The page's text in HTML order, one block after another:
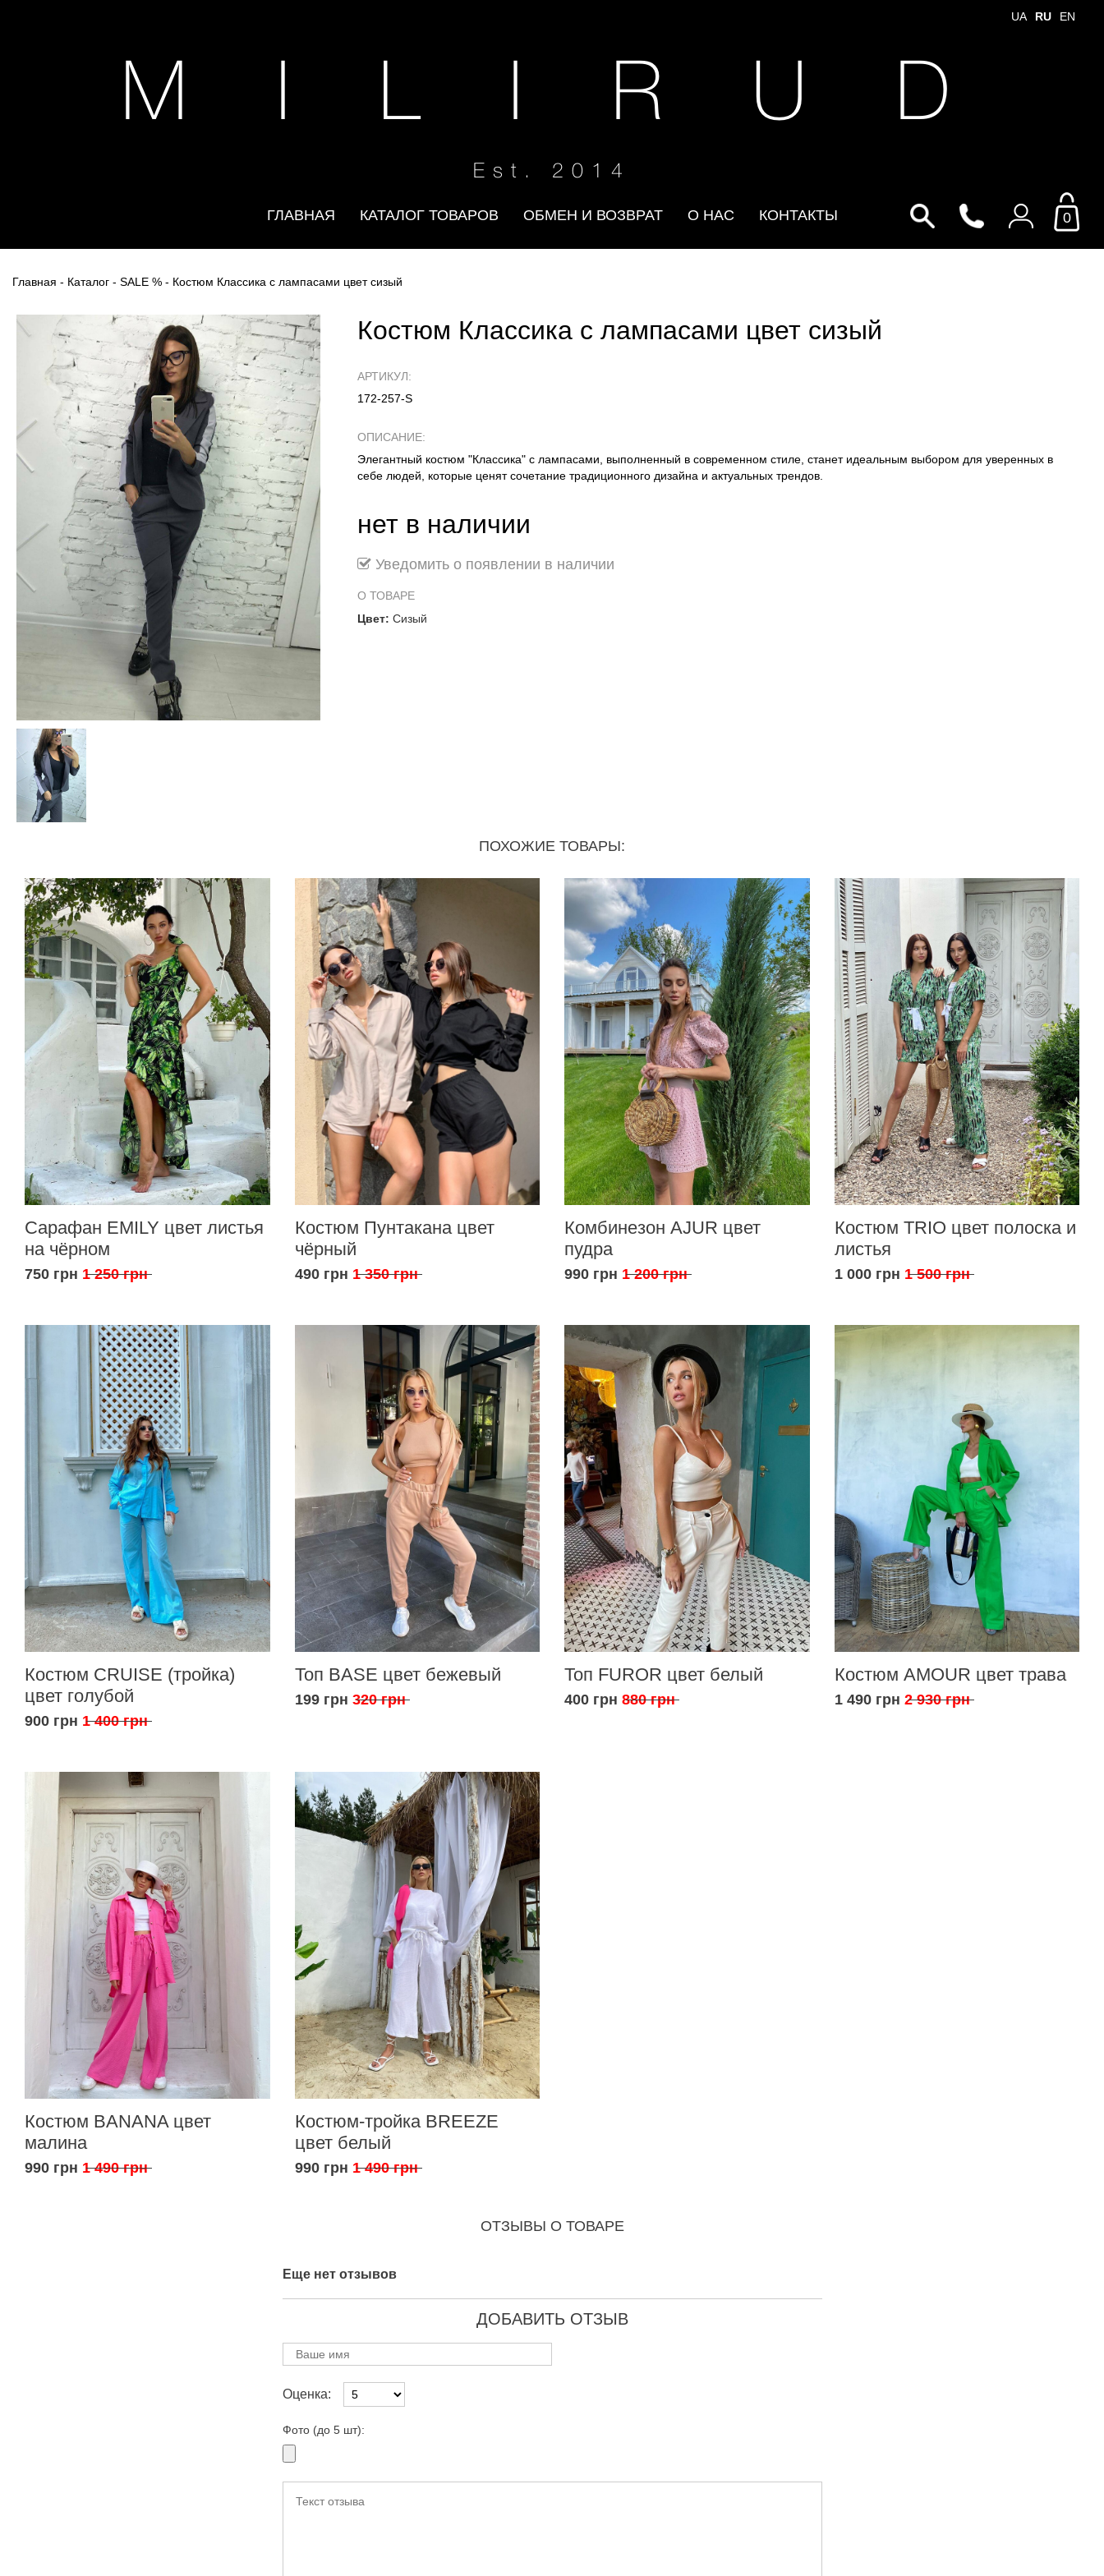
UA RU EN
M I L I R U D
Est. 2014
ГЛАВНАЯ КАТАЛОГ ТОВАРОВ ОБМЕН И ВОЗВРАТ О НАС КОНТАКТЫ 0
Главная - Каталог - SALE % - Костюм Классика с лампасами цвет сизый
Костюм Классика с лампасами цвет сизый
АРТИКУЛ:
172-257-S
ОПИСАНИЕ:
Элегантный костюм "Классика" с лампасами, выполненный в современном стиле, станет идеальным выбором для уверенных в
себе людей, которые ценят сочетание традиционного дизайна и актуальных трендов.
нет в наличии
Уведомить о появлении в наличии
О ТОВАРЕ
Цвет: Сизый
ПОХОЖИЕ ТОВАРЫ:
Сарафан EMILY цвет листья
на чёрном
750 грн 1 250 грн
Костюм Пунтакана цвет
чёрный
490 грн 1 350 грн
Комбинезон AJUR цвет
пудра
990 грн 1 200 грн
Костюм TRIO цвет полоска и
листья
1 000 грн 1 500 грн
Костюм CRUISE (тройка)
цвет голубой
900 грн 1 400 грн
Топ BASE цвет бежевый
199 грн 320 грн
Топ FUROR цвет белый
400 грн 880 грн
Костюм AMOUR цвет трава
1 490 грн 2 930 грн
Костюм BANANA цвет
малина
990 грн 1 490 грн
Костюм-тройка BREEZE
цвет белый
990 грн 1 490 грн
ОТЗЫВЫ О ТОВАРЕ
Еще нет отзывов
ДОБАВИТЬ ОТЗЫВ
Оценка:
Фото (до 5 шт):